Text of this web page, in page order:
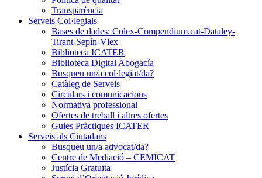
Transparència
Serveis Col·legials
Bases de dades: Colex-Compendium.cat-Dataley-
Tirant-Sepín-Vlex
Biblioteca ICATER
Biblioteca Digital Abogacía
Busqueu un/a col·legiat/da?
Catàleg de Serveis
Circulars i comunicacions
Normativa professional
Ofertes de treball i altres ofertes
Guies Pràctiques ICATER
Serveis als Ciutadans
Busqueu un/a advocat/da?
Centre de Mediació – CEMICAT
Justícia Gratuïta